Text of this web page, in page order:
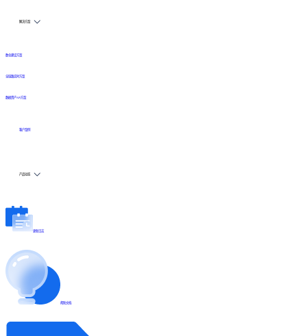
解决方案
数仓建设方案
全链路实时方案
数据资产API方案
客户案例
产品动态
更新日志
帮助文档